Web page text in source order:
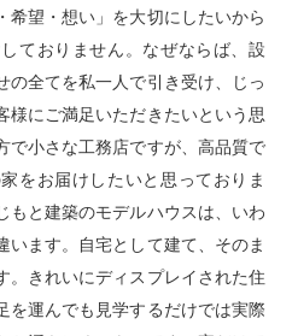
希望・想い」を大切にしたいから
ておりません。なぜならば、設
の全てを私一人で引き受け、じっ
様にご満足いただきたいという思
で小さな工務店ですが、高品質で
をお届けしたいと思っておりま
もと建築のモデルハウスは、いわ
います。自宅として建て、そのま
。きれいにディスプレイされた住
を運んでも見学するだけでは実際